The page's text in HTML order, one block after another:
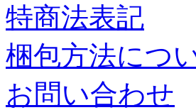
特商法表記
梱包方法につ
お問い合わせ